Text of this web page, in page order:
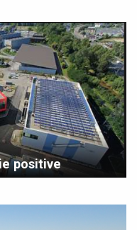
positive